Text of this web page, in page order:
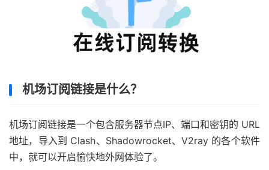
机场订阅链接是什么？
机场订阅链接是一个包含服务器节点IP、端口和密钥的 URL
地址，导入到 Clash、Shadowrocket、V2ray 的各个软件
中，就可以开启愉快地外网体验了。